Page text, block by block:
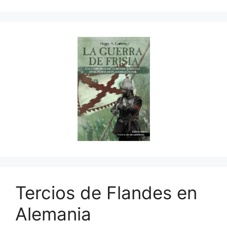
Tercios de Flandes en
Alemania